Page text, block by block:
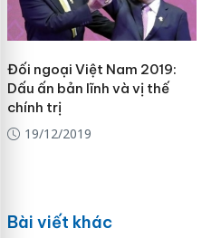
Đối ngoại Việt Nam 2019:
Dấu ấn bản lĩnh và vị thế
chính trị
19/12/2019
Bài viết khác